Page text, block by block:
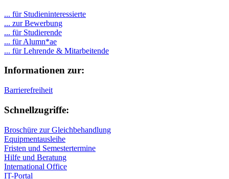
... für Studieninteressierte
... zur Bewerbung
... für Studierende
... für Alumn*ae
... für Lehrende & Mitarbeitende
Informationen zur:
Barrierefreiheit
Schnellzugriffe:
Broschüre zur Gleichbehandlung
Equipmentausleihe
Fristen und Semestertermine
Hilfe und Beratung
International Office
IT-Portal